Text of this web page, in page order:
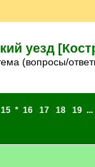
уезд
(вопросы/
15 * 16 17 18 19 ...